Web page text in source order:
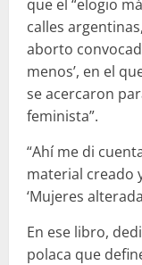
que el “elogio
calles
aborto
menos’, en el
se acercaron
feminista”.
“Ahí me di
material creado
‘Mujeres
En ese libro,
polaca que